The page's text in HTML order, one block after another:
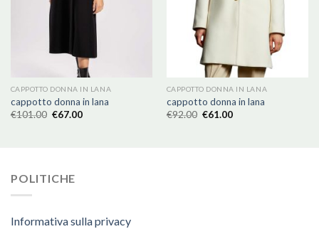
CAPPOTTO DONNA IN LANA
cappotto donna in lana
€101.00 €67.00
CAPPOTTO DONNA IN LANA
cappotto donna in lana
€92.00 €61.00
POLITICHE
Informativa sulla privacy